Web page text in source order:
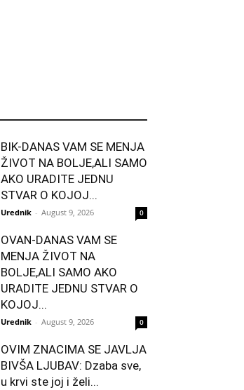
BIK-DANAS VAM SE MENJA
ŽIVOT NA BOLJE,ALI SAMO
AKO URADITE JEDNU
STVAR O KOJOJ...
Urednik - August 9, 2026 0
OVAN-DANAS VAM SE
MENJA ŽIVOT NA
BOLJE,ALI SAMO AKO
URADITE JEDNU STVAR O
KOJOJ...
Urednik - August 9, 2026 0
OVIM ZNACIMA SE JAVLJA
BIVŠA LJUBAV: Dzaba sve,
u krvi ste joj i želi...